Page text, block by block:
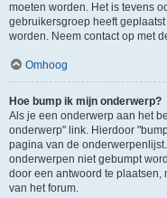
moeten worden. Het is tevens
gebruikersgroep heeft
worden. Neem contact op met
Omhoog
Hoe bump ik mijn onderwerp?
Als je een onderwerp aan het
onderwerp" link. Hierdoor
pagina van de
onderwerpen niet gebumpt
door een antwoord te
van het forum.